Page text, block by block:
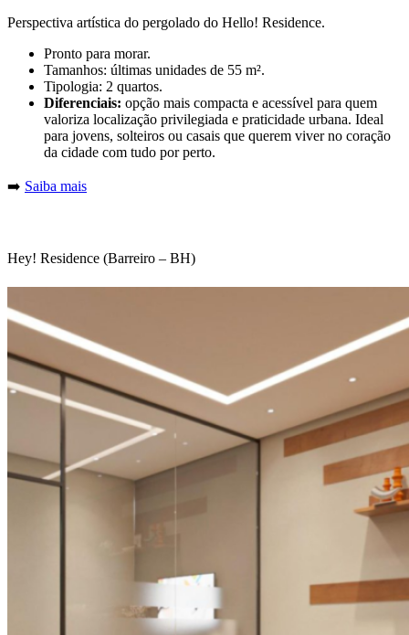
Perspectiva artística do pergolado do Hello! Residence.
Pronto para morar.
Tamanhos: últimas unidades de 55 m².
Tipologia: 2 quartos.
Diferenciais: opção mais compacta e acessível para quem
valoriza localização privilegiada e praticidade urbana. Ideal
para jovens, solteiros ou casais que querem viver no coração
da cidade com tudo por perto.
➡️ Saiba mais
Hey! Residence (Barreiro – BH)